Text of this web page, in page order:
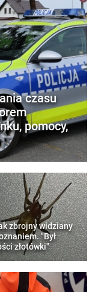
czasu
pomocy,
zbrojny widziany
"Był
złotówki"